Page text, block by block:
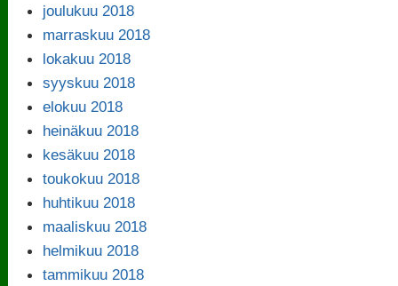
joulukuu 2018
marraskuu 2018
lokakuu 2018
syyskuu 2018
elokuu 2018
heinäkuu 2018
kesäkuu 2018
toukokuu 2018
huhtikuu 2018
maaliskuu 2018
helmikuu 2018
tammikuu 2018